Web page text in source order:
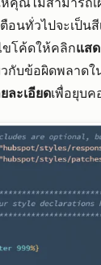
อนทั่วไปจะเป็น
ขโค้ดให้คลิกแส
วกับข้อผิดพลาด
ละเอียดเพื่อยุบ